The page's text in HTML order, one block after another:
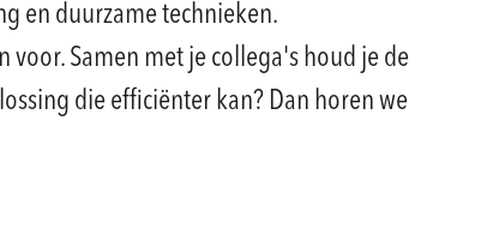
en duurzame technieken.
Samen met je collega's houd je de
die efficiënter kan? Dan horen we